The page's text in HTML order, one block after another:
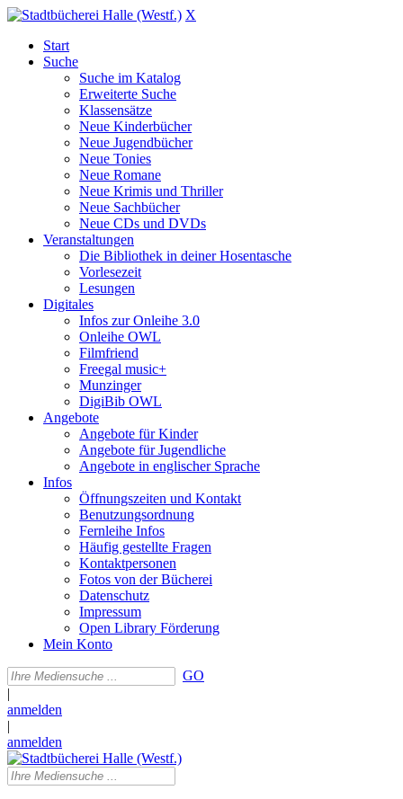
X
Start
Suche
Suche im Katalog
Erweiterte Suche
Klassensätze
Neue Kinderbücher
Neue Jugendbücher
Neue Tonies
Neue Romane
Neue Krimis und Thriller
Neue Sachbücher
Neue CDs und DVDs
Veranstaltungen
Die Bibliothek in deiner Hosentasche
Vorlesezeit
Lesungen
Digitales
Infos zur Onleihe 3.0
Onleihe OWL
Filmfriend
Freegal music+
Munzinger
DigiBib OWL
Angebote
Angebote für Kinder
Angebote für Jugendliche
Angebote in englischer Sprache
Infos
Öffnungszeiten und Kontakt
Benutzungsordnung
Fernleihe Infos
Häufig gestellte Fragen
Kontaktpersonen
Fotos von der Bücherei
Datenschutz
Impressum
Open Library Förderung
Mein Konto
GO
|
anmelden
|
anmelden